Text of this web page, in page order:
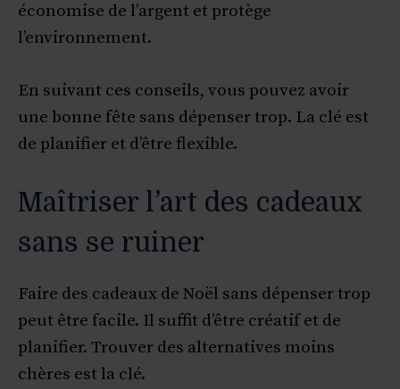
économise de l’argent et protège
l’environnement.
En suivant ces conseils, vous pouvez avoir
une bonne fête sans dépenser trop. La clé est
de planifier et d’être flexible.
Maîtriser l’art des cadeaux
sans se ruiner
Faire des cadeaux de Noël sans dépenser trop
peut être facile. Il suffit d’être créatif et de
planifier. Trouver des alternatives moins
chères est la clé.